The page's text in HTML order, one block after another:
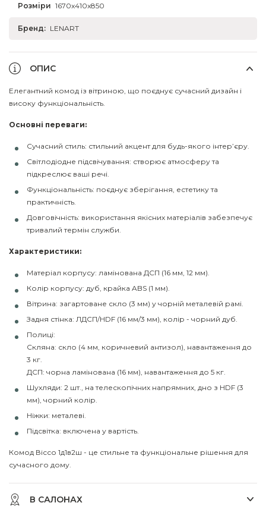
Розміри 1670x410x850
Бренд: LENART
ОПИС
Елегантний комод із вітриною, що поєднує сучасний дизайн і
високу функціональність.
Основні переваги:
Сучасний стиль: стильний акцент для будь-якого інтер’єру.
Світлодіодне підсвічування: створює атмосферу та
підкреслює ваші речі.
Функціональність: поєднує зберігання, естетику та
практичність.
Довговічність: використання якісних матеріалів забезпечує
тривалий термін служби.
Характеристики:
Матеріал корпусу: ламінована ДСП (16 мм, 12 мм).
Колір корпусу: дуб, крайка ABS (1 мм).
Вітрина: загартоване скло (3 мм) у чорній металевій рамі.
Задня стінка: ЛДСП/HDF (16 мм/3 мм), колір - чорний дуб.
Полиці:
Скляна: скло (4 мм, коричневий антизол), навантаження до
3 кг.
ДСП: чорна ламінована (16 мм), навантаження до 5 кг.
Шухляди: 2 шт., на телескопічних напрямних, дно з HDF (3
мм), чорний колір.
Ніжки: металеві.
Підсвітка: включена у вартість.
Комод Віссо 1д1в2ш - це стильне та функціональне рішення для
сучасного дому.
В САЛОНАХ